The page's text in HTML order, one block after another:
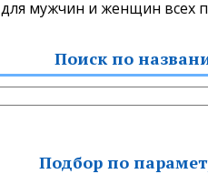
мужчин и женщин всех
Поиск по
Подбор по